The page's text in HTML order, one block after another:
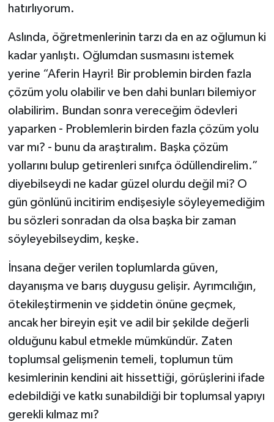
hatırlıyorum.
Aslında, öğretmenlerinin tarzı da en az oğlumun ki
kadar yanlıştı. Oğlumdan susmasını istemek
yerine “Aferin Hayri! Bir problemin birden fazla
çözüm yolu olabilir ve ben dahi bunları bilemiyor
olabilirim. Bundan sonra vereceğim ödevleri
yaparken - Problemlerin birden fazla çözüm yolu
var mı? - bunu da araştıralım. Başka çözüm
yollarını bulup getirenleri sınıfça ödüllendirelim.”
diyebilseydi ne kadar güzel olurdu değil mi? O
gün gönlünü incitirim endişesiyle söyleyemediğim
bu sözleri sonradan da olsa başka bir zaman
söyleyebilseydim, keşke.
İnsana değer verilen toplumlarda güven,
dayanışma ve barış duygusu gelişir. Ayrımcılığın,
ötekileştirmenin ve şiddetin önüne geçmek,
ancak her bireyin eşit ve adil bir şekilde değerli
olduğunu kabul etmekle mümkündür. Zaten
toplumsal gelişmenin temeli, toplumun tüm
kesimlerinin kendini ait hissettiği, görüşlerini ifade
edebildiği ve katkı sunabildiği bir toplumsal yapıyı
gerekli kılmaz mı?